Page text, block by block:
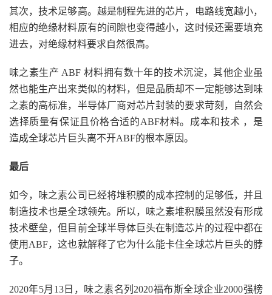
其次，技术足够高。越是制程先进的芯片，电路线宽越小，
相应的绝缘材料原有的间隙也变得越小，这时候还需要填充
进去，对绝缘材料要求自然很高。
味之素生产 ABF 材料拥有数十年的技术沉淀，其他企业虽
然也能生产出来类似的材料，但是品质却不一定能够达到味
之素的高标准，半导体厂商对芯片封装的要求苛刻，自然会
选择质量有保证且价格合适的ABF材料。成本和技术 ，是
造成全球芯片巨头离不开ABF的根本原因。
最后
如今，味之素公司已经将堆积膜的成本控制的足够低，并且
制造技术也是全球领先。所以，味之素堆积膜虽然没有形成
技术壁垒，但目前全球半导体巨头在制造芯片的过程中都在
使用ABF，这也就解释了它为什么能卡住全球芯片巨头的脖
子。
2020年5月13日，味之素名列2020福布斯全球企业2000强榜